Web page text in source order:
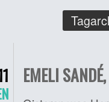
EMELI